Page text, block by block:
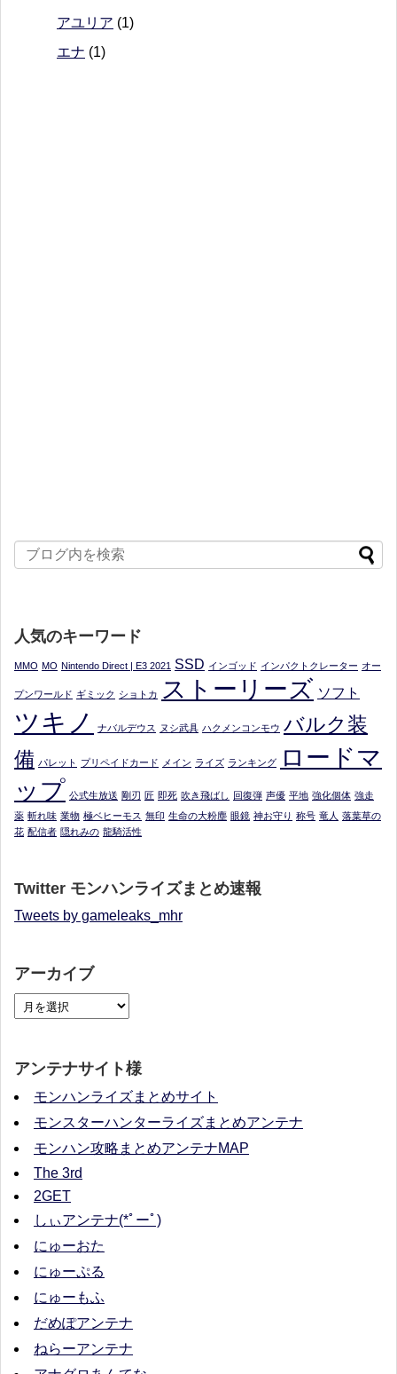
アユリア (1)
エナ (1)
人気のキーワード
MMO MO Nintendo Direct | E3 2021 SSD インゴッド インパクトクレーター オー
プンワールド ギミック ショトカ ストーリーズ ソフト
ツキノ ナバルデウス ヌシ武具 ハクメンコンモウ バルク装
備 パレット プリペイドカード メイン ライズ ランキング
ロードマ
ップ 公式生放送 剛刃 匠 即死 吹き飛ばし 回復弾 声優 平地 強化個体 強走
薬 斬れ味 業物 極ベヒーモス 無印 生命の大粉塵 眼鏡 神お守り 称号 竜人 落葉草の
花 配信者 隠れみの 龍騎活性
Twitter モンハンライズまとめ速報
Tweets by gameleaks_mhr
アーカイブ
アンテナサイト様
モンハンライズまとめサイト
モンスターハンターライズまとめアンテナ
モンハン攻略まとめアンテナMAP
The 3rd
2GET
しぃアンテナ(*ﾟーﾟ)
にゅーおた
にゅーぷる
にゅーもふ
だめぽアンテナ
ねらーアンテナ